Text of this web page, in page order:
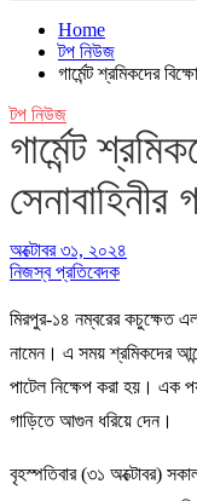
Home
টপ নিউজ
গার্মেন্ট শ্রমিকদের
টপ নিউজ
গার্মেন্ট
অক্টোবর ৩১, ২০২৪
নিজস্ব প্রতিবেদক
মিরপুর-১৪ নম্বরের কচুক্ষেত
নামেন। এ সময় শ্রমিকদের
পাটেল নিক্ষেপ করা হয়। এক
গাড়িতে আগুন ধরিয়ে দেন।
বৃহস্পতিবার (৩১ অক্টোবর)